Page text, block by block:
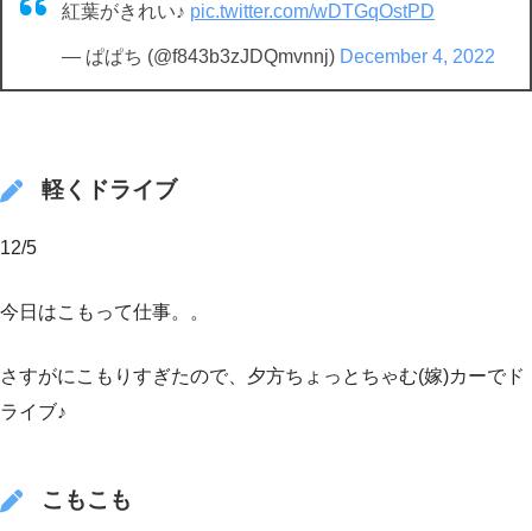
紅葉がきれい♪ pic.twitter.com/wDTGqOstPD
— ぱぱち (@f843b3zJDQmvnnj) December 4, 2022
軽くドライブ
12/5
今日はこもって仕事。。
さすがにこもりすぎたので、夕方ちょっとちゃむ(嫁)カーでド
ライブ♪
こもこも